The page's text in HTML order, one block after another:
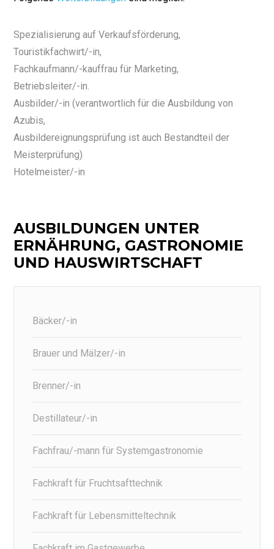
Spezialisierung auf Verkaufsförderung,
Touristikfachwirt/-in,
Fachkaufmann/-kauffrau für Marketing,
Betriebsleiter/-in.
Ausbilder/-in (verantwortlich für die Ausbildung von
Azubis,
Ausbildereignungsprüfung ist auch Bestandteil der
Meisterprüfung)
Hotelmeister/-in
AUSBILDUNGEN UNTER
ERNÄHRUNG, GASTRONOMIE
UND HAUSWIRTSCHAFT
Bäcker/-in
Brauer und Mälzer/-in
Brenner/-in
Destillateur/-in
Fachfrau/-mann für Systemgastronomie
Fachkraft für Fruchtsafttechnik
Fachkraft für Lebensmitteltechnik